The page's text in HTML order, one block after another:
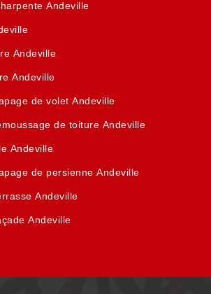
Andeville
Andeville
Andeville
de volet Andeville
de toiture Andeville
Andeville
de persienne Andeville
Andeville
Andeville